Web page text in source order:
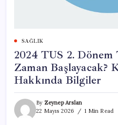
SAĞLIK
2024 TUS 2.
Zaman Başlayacak?
Hakkında Bilgiler
By Zeynep Arslan
22 Mayıs 2026
1 Min Read